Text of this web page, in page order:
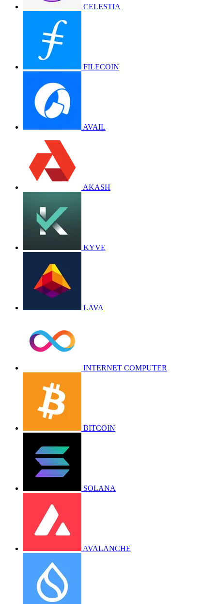
CELESTIA
FILECOIN
AVAIL
AKASH
KYVE
LAVA
INTERNET COMPUTER
BITCOIN
SOLANA
AVALANCHE